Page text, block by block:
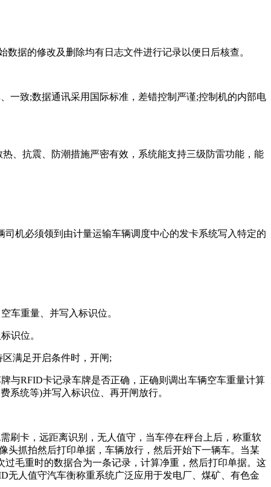
据的修改及删除均有日志文件进行记录以便日后核查。
致;数据通讯采用国际标准，差错控制严谨;控制机的内部电
、抗震、防潮措施严密有效，系统能支持三级防雷功能，能
机必须领到由计量运输车辆调度中心的发卡系统写入特定的
车重量、并写入标识位。
识位。
满足开启条件时，开闸;
RFID卡记录车牌是否正确，正确则调出车辆空车重量计算
系统等)并写入标识位、再开闸放行。
卡，远距离识别，无人值守，当车停在秤台上后，称重软
头抓拍然后打印单据，车辆放行，然后开始下一辆车。当某
毛重时的数据合为一条记录，计算净重，然后打印单据。这
无人值守汽车衡称重系统广泛应用于发电厂、煤矿、有色金